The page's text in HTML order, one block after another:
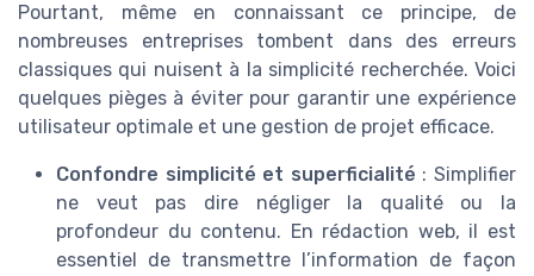
Pourtant, même en connaissant ce principe, de
nombreuses entreprises tombent dans des erreurs
classiques qui nuisent à la simplicité recherchée. Voici
quelques pièges à éviter pour garantir une expérience
utilisateur optimale et une gestion de projet efficace.
Confondre simplicité et superficialité : Simplifier
ne veut pas dire négliger la qualité ou la
profondeur du contenu. En rédaction web, il est
essentiel de transmettre l’information de façon